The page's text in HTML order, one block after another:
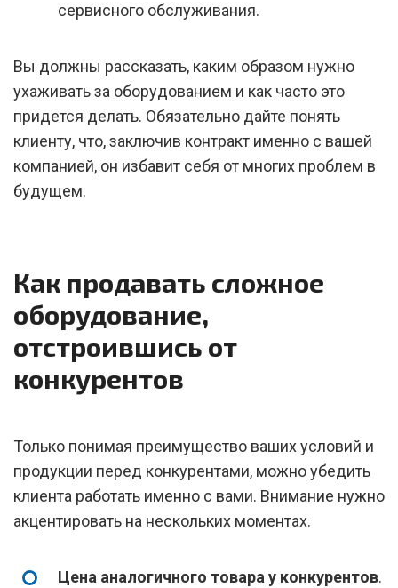
сервисного обслуживания.
Вы должны рассказать, каким образом нужно
ухаживать за оборудованием и как часто это
придется делать. Обязательно дайте понять
клиенту, что, заключив контракт именно с вашей
компанией, он избавит себя от многих проблем в
будущем.
Как продавать сложное
оборудование,
отстроившись от
конкурентов
Только понимая преимущество ваших условий и
продукции перед конкурентами, можно убедить
клиента работать именно с вами. Внимание нужно
акцентировать на нескольких моментах.
Цена аналогичного товара у конкурентов.